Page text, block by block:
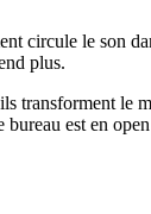
circule le son
plus.
transforment le
bureau est en